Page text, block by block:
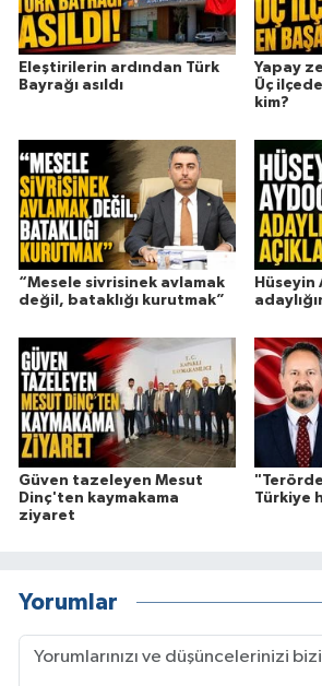
Eleştirilerin ardından Türk
Bayrağı asıldı
Yapay
Üç
kim?
“Mesele sivrisinek avlamak
değil, bataklığı kurutmak”
Hüseyin
Güven tazeleyen Mesut
Dinç'ten kaymakama
ziyaret
Türkiye
Yorumlar